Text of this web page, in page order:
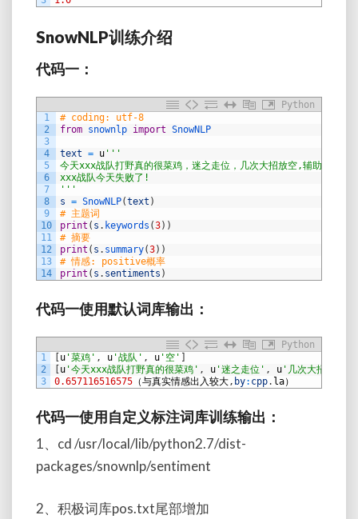
SnowNLP训练介绍
代码一：
Python
1
2
3
4
5
6
7
8
9
10
11
12
13
14
# coding: utf-8
from snownlp import SnowNLP
text = u '''
今天xxx战队打野真的很菜鸡，迷之走位，几次大招放空,辅助玩的也
xxx战队今天失败了!
'''
s = SnowNLP(text )
# 主题词
print ( s . keywords (3) )
# 摘要
print ( s . summary(3) )
# 情感: positive概率
print ( s . sentiments )
代码一使用默认词库输出：
Python
1
2
3
u '菜鸡' , u '战队' , u '空'
u '今天xxx战队打野真的很菜鸡' , u '迷之走位' , u '几次大招放空,
0.657116516575 （与真实情感出入较大, by: cpp. la）
代码一使用自定义标注词库训练输出：
1、cd /usr/local/lib/python2.7/dist-
packages/snownlp/sentiment
2、积极词库pos.txt尾部增加